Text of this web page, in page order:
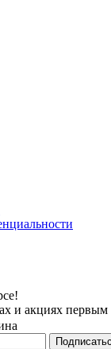
и акциях первым